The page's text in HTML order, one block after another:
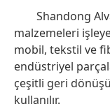
Shandong
malzemeleri
mobil, tekstil ve
endüstriyel
çeşitli geri
kullanılır.